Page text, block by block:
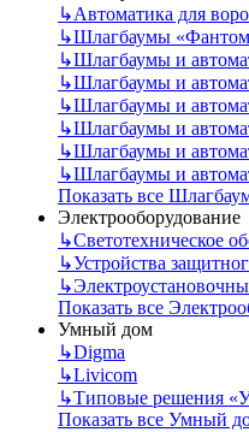
↳Автоматика для
↳Шлагбаумы
↳Шлагбаумы и
↳Шлагбаумы и
↳Шлагбаумы и
↳Шлагбаумы и
↳Шлагбаумы и
↳Шлагбаумы и
Показать все
Электрооборудование
↳Светотехническое
↳Устройства
↳
Показать все
Умный дом
↳Digma
↳Livicom
↳Типовые решения
Показать все Умный